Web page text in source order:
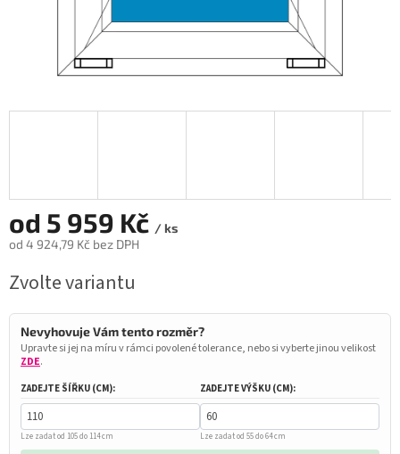
od 5 959 Kč / ks
od 4 924,79 Kč bez DPH
cena:
Zvolte variantu
Nevyhovuje Vám tento rozměr?
Upravte si jej na míru v rámci povolené tolerance, nebo si vyberte jinou velikost
ZDE.
ZADEJTE ŠÍŘKU (CM):
Lze zadat od 105 do 114 cm
ZADEJTE VÝŠKU (CM):
Lze zadat od 55 do 64 cm